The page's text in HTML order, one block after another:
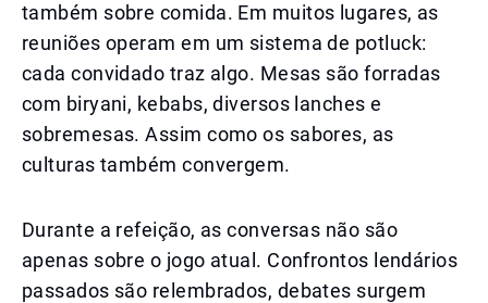
também sobre comida. Em muitos lugares, as
reuniões operam em um sistema de potluck:
cada convidado traz algo. Mesas são forradas
com biryani, kebabs, diversos lanches e
sobremesas. Assim como os sabores, as
culturas também convergem.
Durante a refeição, as conversas não são
apenas sobre o jogo atual. Confrontos lendários
passados são relembrados, debates surgem